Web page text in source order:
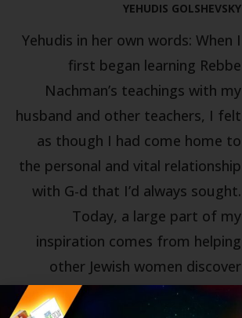
YEHUDIS GOLSHEVSKY
Yehudis in her own words: When I
first began learning Rebbe
Nachman’s teachings with my
husband and other teachers, I felt
as though I had come home to
the personal and vital relationship
with G-d that I’d always sought.
Today, a large part of my
inspiration comes from helping
other Jewish women discover
their own spiritual potential